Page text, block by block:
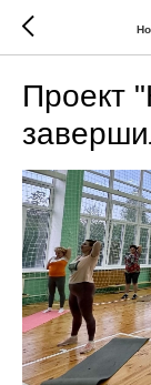
Проект